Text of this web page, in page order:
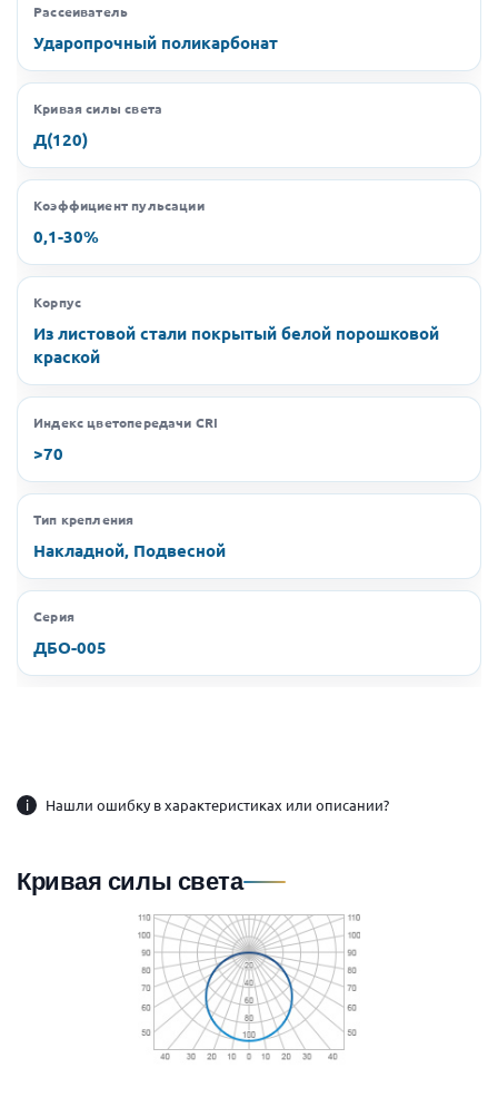
Рассеиватель
Ударопрочный поликарбонат
Кривая силы света
Д(120)
Коэффициент пульсации
0,1-30%
Корпус
Из листовой стали покрытый белой порошковой
краской
Индекс цветопередачи CRI
>70
Тип крепления
Накладной, Подвесной
Серия
ДБО-005
i Нашли ошибку в характеристиках или описании?
Кривая силы света